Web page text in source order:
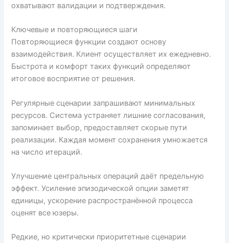
охватывают валидации и подтверждения.
Ключевые и повторяющиеся шаги
Повторяющиеся функции создают основу
взаимодействия. Клиент осуществляет их ежедневно.
Быстрота и комфорт таких функций определяют
итоговое восприятие от решения.
Регулярные сценарии запрашивают минимальных
ресурсов. Система устраняет лишние согласования,
запоминает выбор, предоставляет скорые пути
реализации. Каждая момент сохранения умножается
на число итераций.
Улучшение центральных операций даёт предельную
эффект. Усиление эпизодической опции заметят
единицы, ускорение распространённой процесса
оценят все юзеры.
Редкие, но критически приоритетные сценарии